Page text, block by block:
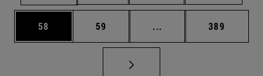
Página
58 Página
59 ... Páginas intermedias
Página
389